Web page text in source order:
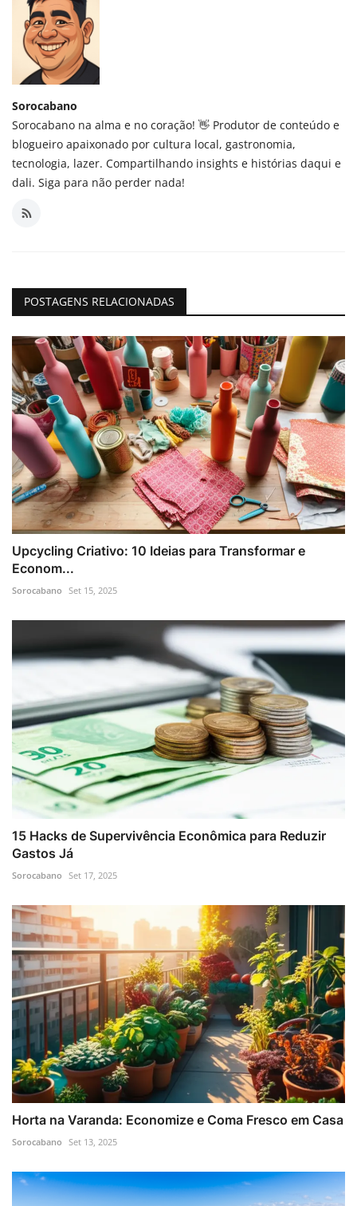
Sorocabano
Sorocabano na alma e no coração! 👋 Produtor de conteúdo e
blogueiro apaixonado por cultura local, gastronomia,
tecnologia, lazer. Compartilhando insights e histórias daqui e
dali. Siga para não perder nada!
POSTAGENS RELACIONADAS
Upcycling Criativo: 10 Ideias para Transformar e
Econom...
Sorocabano Set 15, 2025
15 Hacks de Supervivência Econômica para Reduzir
Gastos Já
Sorocabano Set 17, 2025
Horta na Varanda: Economize e Coma Fresco em Casa
Sorocabano Set 13, 2025